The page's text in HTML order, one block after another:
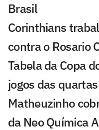
Brasil
Corinthians
contra o Rosario
Tabela da Copa
jogos das quartas
Matheuzinho
da Neo Química